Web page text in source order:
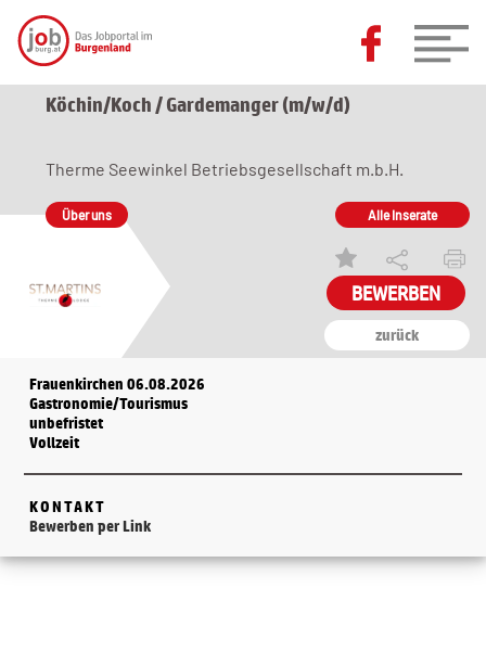
Köchin/Koch / Gardemanger (m/w/d)
zurück
Therme Seewinkel Betriebsgesellschaft m.b.H.
Über uns Alle Inserate
Frauenkirchen 06.08.2026
Gastronomie/Tourismus
unbefristet
Vollzeit
KONTAKT
Bewerben per Link